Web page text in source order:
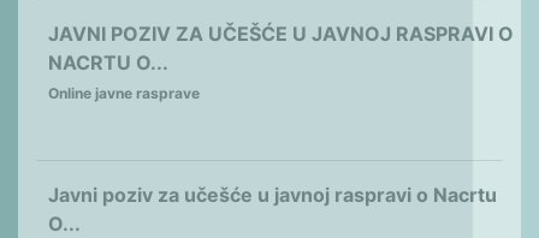
JAVNI POZIV ZA UČEŠĆE U JAVNOJ RASPRAVI O
NACRTU O...
Online javne rasprave
Javni poziv za učešće u javnoj raspravi o Nacrtu
O...